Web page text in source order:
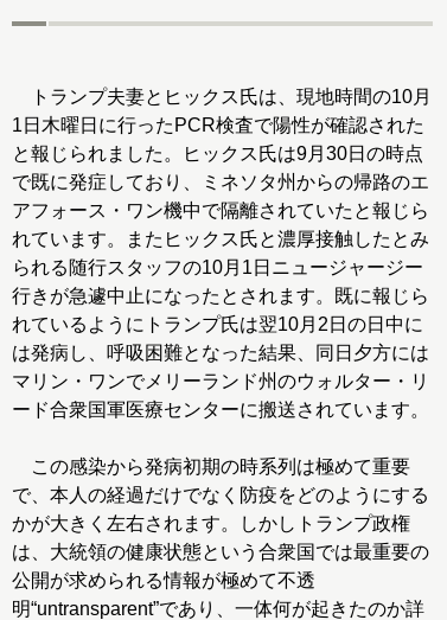
トランプ夫妻とヒックス氏は、現地時間の10月
1日木曜日に行ったPCR検査で陽性が確認された
と報じられました。ヒックス氏は9月30日の時点
で既に発症しており、ミネソタ州からの帰路のエ
アフォース・ワン機中で隔離されていたと報じら
れています。またヒックス氏と濃厚接触したとみ
られる随行スタッフの10月1日ニュージャージー
行きが急遽中止になったとされます。既に報じら
れているようにトランプ氏は翌10月2日の日中に
は発病し、呼吸困難となった結果、同日夕方には
マリン・ワンでメリーランド州のウォルター・リ
ード合衆国軍医療センターに搬送されています。
この感染から発病初期の時系列は極めて重要
で、本人の経過だけでなく防疫をどのようにする
かが大きく左右されます。しかしトランプ政権
は、大統領の健康状態という合衆国では最重要の
公開が求められる情報が極めて不透
明“untransparent”であり、一体何が起きたのか詳